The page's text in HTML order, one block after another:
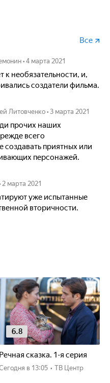
Все
• 4 марта 2021
к необязательности, и,
создатели фильма.
Литовченко• 3 марта 2021
прочих наших
всего
создавать приятных или
персонажей.
2 марта 2021
уже испытанные
вторичности.
6.8
Речная сказка. 1-я серия
Сегодня в 13:05 • ТВ Центр